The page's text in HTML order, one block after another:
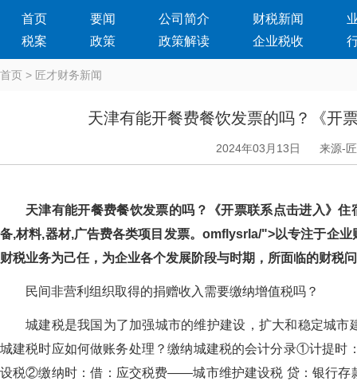
首页 要闻 公司简介 财税新闻
税案
政策 政策解读 企业税收
首页 > 匠才财务新闻
天津有能开餐费餐饮发票的吗？《
2024年03月13日 来源-
天津有能开餐费餐饮发票的吗？《开票联系点击进入
备,材料,器材,广告费各类项目发票。omflysrla/">以专注于企业
财税业务为己任，为企业各个发展阶段与时期，所面临的
民间非营利组织取得的捐赠收入需要缴纳增值税吗？
城建税是我国为了加强城市的维护建设，扩大和稳定城
城建税时应如何做账务处理？缴纳城建税的会计分录①计提时
设税②缴纳时：借：应交税费——城市维护建设税 贷：银行存款